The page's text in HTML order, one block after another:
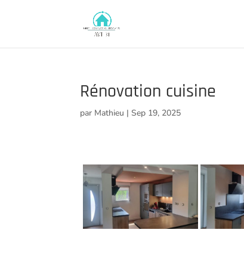
Rénovation cuisine
par Mathieu |Sep 19, 2025